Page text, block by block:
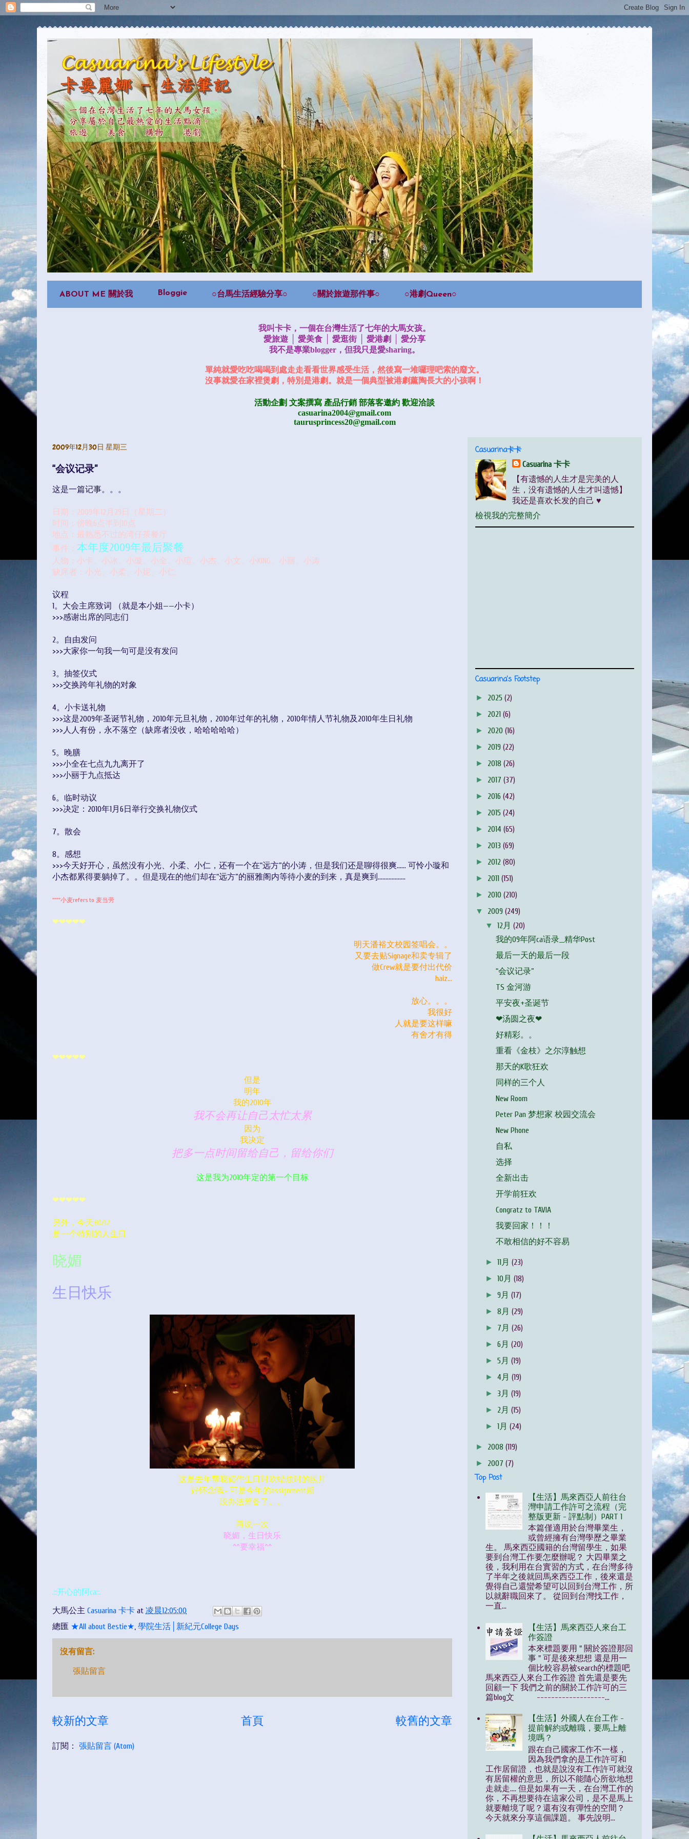
ABOUT ME 關於我 Bloggie ○台馬生活經驗分享○ ○關於旅遊那件事○ ○港劇Queen○
我叫卡卡，一個在台灣生活了七年的大馬女孩。
愛旅遊 │ 愛美食 │ 愛逛街 │ 愛港劇 │ 愛分享
我不是專業blogger，但我只是愛sharing。
單純就愛吃吃喝喝到處走走看看世界感受生活，然後寫一堆囉理吧索的廢文。
沒事就愛在家裡煲劇，特別是港劇。就是一個典型被港劇薰陶長大的小孩啊！
活動企劃 文案撰寫 產品行銷 部落客邀約 歡迎洽談
casuarina2004@gmail.com
taurusprincess20@gmail.com
2009年12月30日 星期三
“会议记录”
这是一篇记事。。。
日期：2009年12月29日（星期二）
时间：傍晚6点半到10点
地点：最熟悉不过的湾仔茶餐厅
事件： 本年度2009年最后聚餐
人物：小卡、小冰、小璇、小全、小瑄、小杰、小文、小KING、小丽、小涛
缺席者：小光、小柔、小妮、小仁
议程
1。大会主席致词 （就是本小姐——小卡）
>>>感谢出席的同志们
2。自由发问
>>>大家你一句我一句可是没有发问
3。抽签仪式
>>>交换跨年礼物的对象
4。小卡送礼物
>>>这是2009年圣诞节礼物，2010年元旦礼物，2010年过年的礼物，2010年情人节礼物及2010年生日礼物
>>>人人有份，永不落空（缺席者没收，哈哈哈哈哈）
5。晚膳
>>>小全在七点九九离开了
>>>小丽于九点抵达
6。临时动议
>>>决定：2010年1月6日举行交换礼物仪式
7。散会
8。感想
>>>今天好开心，虽然没有小光、小柔、小仁，还有一个在“远方”的小涛，但是我们还是聊得很爽…… 可怜小璇和
小杰都累得要躺掉了。。但是现在的他们却在“远方”的丽雅阁内等待小麦的到来，真是爽到………………
""""小麦refers to 麦当劳
❤❤❤❤❤
明天潘裕文校园签唱会。。
又要去贴Signage和卖专辑了
做Crew就是要付出代价
haiz...
放心。。。
我很好
人就是要这样嘛
有舍才有得
❤❤❤❤❤
但是
明年
我的2010年
我不会再让自己太忙太累
因为
我决定
把多一点时间留给自己，留给你们
这是我为2010年定的第一个目标
❤❤❤❤❤
另外，今天30/12
是一个特别的人生日
晓媚
生日快乐
这是去年帮晓媚作生日时吹蜡烛时的照片
好怀念哦~ 可是今年的assignment期
没办法筹备了。。
再说一次
晓媚，生日快乐
^^要幸福^^
.::开心的阿ca::.
大馬公主 Casuarina 卡卡 at 凌晨12:05:00
總匯 ★All about Bestie★, 學院生活│新紀元College Days
沒有留言:
張貼留言
較新的文章 較舊的文章
首頁
訂閱： 張貼留言 (Atom)
Casuarina卡卡
Casuarina 卡卡
【有遗憾的人生才是完美的人
生，没有遗憾的人生才叫遗憾】
我还是喜欢长发的自己 ♥
檢視我的完整簡介
Casuarina's Footstep
► 2025 (2)
► 2021 (6)
► 2020 (16)
► 2019 (22)
► 2018 (26)
► 2017 (37)
► 2016 (42)
► 2015 (24)
► 2014 (65)
► 2013 (69)
► 2012 (80)
► 2011 (151)
► 2010 (210)
▼ 2009 (249)
▼12月(20)
我的09年阿ca语录__精华Post
最后一天的最后一段
“会议记录”
TS 金河游
平安夜+圣诞节
❤汤圆之夜❤
好精彩。。
重看《金枝》之尔淳触想
那天的K歌狂欢
同样的三个人
New Room
Peter Pan 梦想家 校园交流会
New Phone
自私
选择
全新出击
开学前狂欢
Congratz to TAVIA
我要回家！！！
不敢相信的好不容易
►11月(23)
►10月(18)
►9月(17)
►8月(29)
► 7月(26)
►6月(20)
►5月(19)
►4月(19)
► 3月(19)
► 2月(15)
►1月(24)
► 2008 (119)
► 2007 (7)
Top Post
【生活】馬來西亞人前往台
灣申請工作許可之流程（完
整版更新 - 評點制）PART 1
本篇僅適用於台灣畢業生，
或曾經擁有台灣學歷之畢業
生。 馬來西亞國籍的台灣留學生，如果
要到台灣工作要怎麼辦呢？ 大四畢業之
後，我利用在台實習的方式，在台灣多待
了半年之後就回馬來西亞工作，後來還是
覺得自己還蠻希望可以回到台灣工作，所
以就辭職回來了。 從回到台灣找工作，
一直...
【生活】馬來西亞人來台工
作簽證
本來標題要用 " 關於簽證那回
事 " 可是後來想想 還是用一
個比較容易被search的標題吧
馬來西亞人來台工作簽證 首先還是要先
回顧一下 我們之前的關於工作許可的三
篇blog文 -------------------...
【生活】外國人在台工作 -
提前解約或離職，要馬上離
境嗎？
跟在自己國家工作不一樣，
因為我們拿的是工作許可和
工作居留證，也就是說沒有工作許可就沒
有居留權的意思，所以不能隨心所欲地想
走就走.... 但是如果有一天，在台灣工作的
你，不再想要待在這家公司，是不是馬上
就要離境了呢？還有沒有彈性的空間？
今天就來分享這個課題。 事先說明...